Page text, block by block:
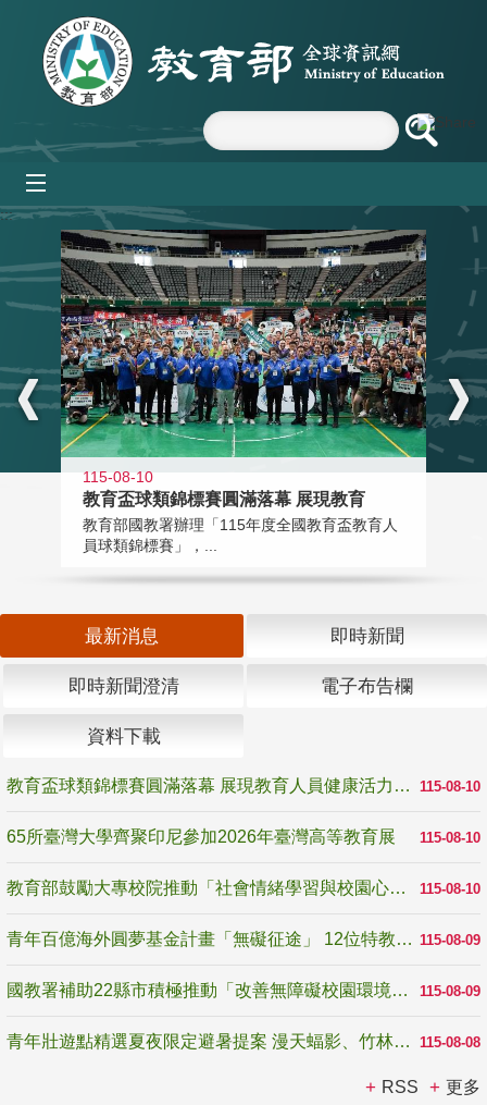
跳到主要內容區塊
:::
115-08-10
教育盃球類錦標賽圓滿落幕 展現教育
教育部國教署辦理「115年度全國教育盃教育人
員球類錦標賽」，...
最新消息 即時新聞
即時新聞澄清 電子布告欄
資料下載
115-08-10
教育盃球類錦標賽圓滿落幕 展現教育人員健康活力與團隊精神
115-08-10
65所臺灣大學齊聚印尼參加2026年臺灣高等教育展
115-08-10
教育部鼓勵大專校院推動「社會情緒學習與校園心理健康促進計畫」 培育校園「心」韌性
115-08-09
青年百億海外圓夢基金計畫「無礙征途」 12位特教與弱勢青年勇闖西班牙 跨越感官限制見證生命蛻變
115-08-09
國教署補助22縣市積極推動「改善無障礙校園環境計畫」 打造友善、安全、無礙學習空間
115-08-08
青年壯遊點精選夏夜限定避暑提案 漫天蝠影、竹林尋蛙、茶香夜觀 邀青年暮色出發
RSS 更多